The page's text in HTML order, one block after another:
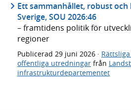
Ett sammanhållet, robust
Sverige, SOU 2026:46
– framtidens politik för
regioner
Publicerad 29 juni 2026 ·
offentliga utredningar från
infrastrukturdepartementet